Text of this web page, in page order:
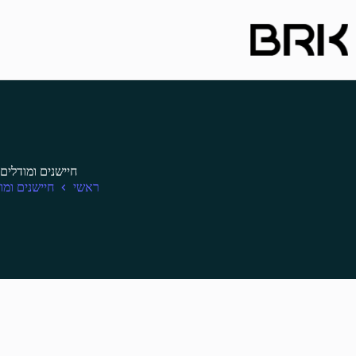
content
חיישנים ומודלים
ראשי
חיישנים